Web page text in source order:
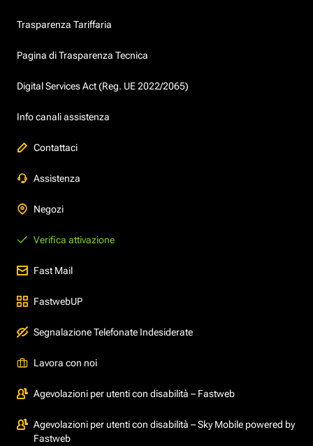
Trasparenza Tariffaria
Pagina di Trasparenza Tecnica
Digital Services Act (Reg. UE 2022/2065)
Info canali assistenza
Contattaci
Assistenza
Negozi
Verifica attivazione
Fast Mail
FastwebUP
Segnalazione Telefonate Indesiderate
Lavora con noi
Agevolazioni per utenti con disabilità – Fastweb
Agevolazioni per utenti con disabilità – Sky Mobile powered by
Fastweb